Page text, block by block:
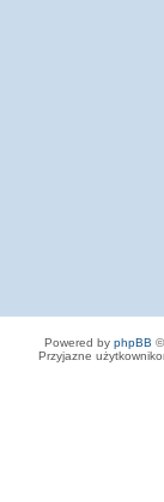
Powered by phpBB
Przyjazne